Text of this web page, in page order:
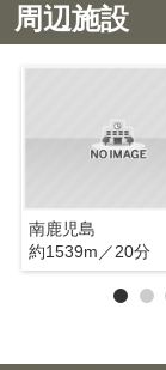
周辺施設
南鹿児島
約1539m／20分